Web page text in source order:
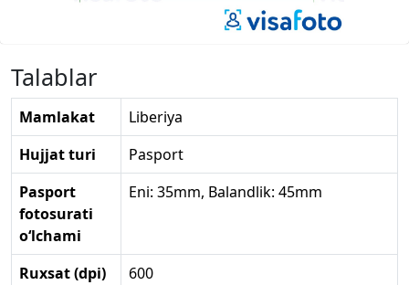
Talablar
Mamlakat
Liberiya
Hujjat turi
Pasport
Pasport
fotosurati
o‘lchami
Eni: 35mm, Balandlik: 45mm
Ruxsat (dpi)
600